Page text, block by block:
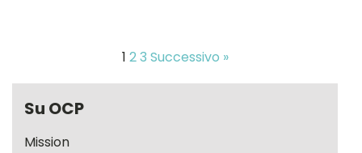
1 23 Successivo »
Su OCP
Mission